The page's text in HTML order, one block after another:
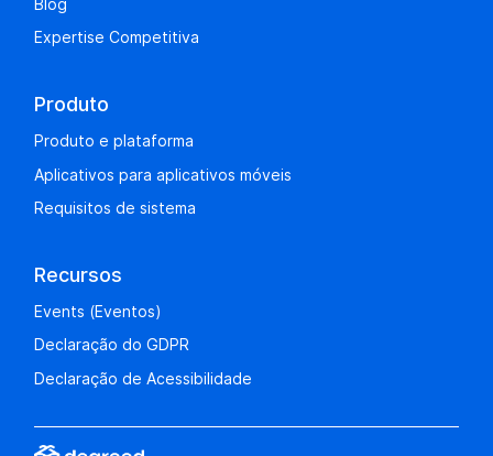
Expertise Competitiva
Produto
Produto e plataforma
Aplicativos para aplicativos móveis
Requisitos de sistema
Recursos
Events (Eventos)
Declaração do GDPR
Declaração de Acessibilidade